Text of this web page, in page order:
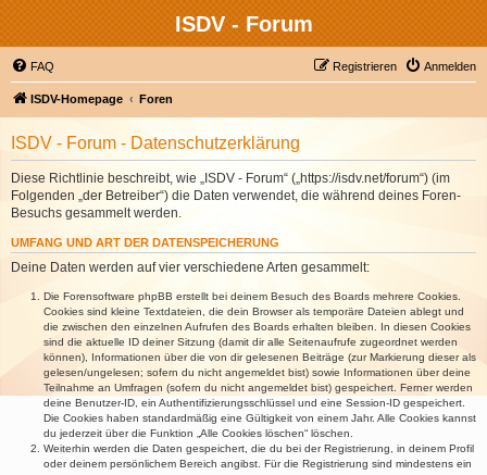
ISDV - Forum
FAQ Anmelden
Registrieren
ISDV-Homepage Foren
ISDV - Forum - Datenschutzerklärung
Diese Richtlinie beschreibt, wie „ISDV - Forum“ („https://isdv.net/forum“) (im
Folgenden „der Betreiber“) die Daten verwendet, die während deines Foren-
Besuchs gesammelt werden.
UMFANG UND ART DER DATENSPEICHERUNG
Deine Daten werden auf vier verschiedene Arten gesammelt:
Die Forensoftware phpBB erstellt bei deinem Besuch des Boards mehrere Cookies.
Cookies sind kleine Textdateien, die dein Browser als temporäre Dateien ablegt und
die zwischen den einzelnen Aufrufen des Boards erhalten bleiben. In diesen Cookies
sind die aktuelle ID deiner Sitzung (damit dir alle Seitenaufrufe zugeordnet werden
können), Informationen über die von dir gelesenen Beiträge (zur Markierung dieser als
gelesen/ungelesen; sofern du nicht angemeldet bist) sowie Informationen über deine
Teilnahme an Umfragen (sofern du nicht angemeldet bist) gespeichert. Ferner werden
deine Benutzer-ID, ein Authentifizierungsschlüssel und eine Session-ID gespeichert.
Die Cookies haben standardmäßig eine Gültigkeit von einem Jahr. Alle Cookies kannst
du jederzeit über die Funktion „Alle Cookies löschen“ löschen.
Weiterhin werden die Daten gespeichert, die du bei der Registrierung, in deinem Profil
oder deinem persönlichem Bereich angibst. Für die Registrierung sind mindestens ein